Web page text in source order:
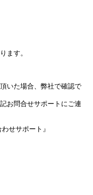
ます。
いた場合、弊社で確認で
お問合せサポートにご連
せサポート』